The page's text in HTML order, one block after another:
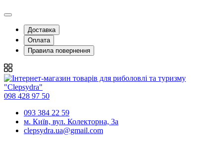
Доставка
Оплата
Правила повернення
098 428 97 50
093 384 22 59
м. Київ, вул. Колекторна, 3а
clepsydra.ua@gmail.com